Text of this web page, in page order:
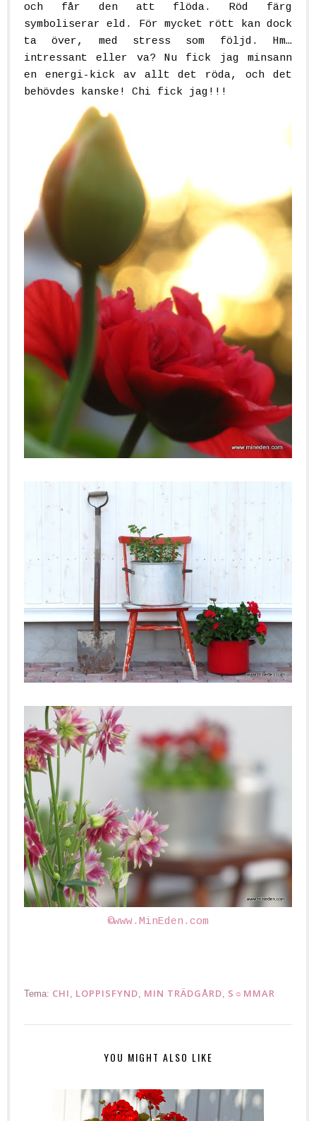
och får den att flöda. Röd färg
symboliserar eld. För mycket rött kan dock
ta över, med stress som följd. Hm…
intressant eller va? Nu fick jag minsann
en energi-kick av allt det röda, och det
behövdes kanske! Chi fick jag!!!
©www.MinEden.com
Tema: CHI , LOPPISFYND, MIN TRÄDGÅRD, S☼MMAR
YOU MIGHT ALSO LIKE